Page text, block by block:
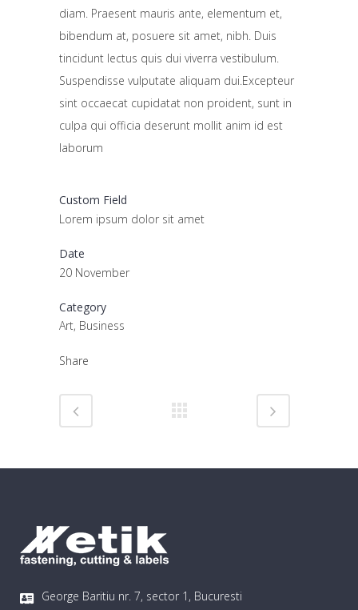
diam. Praesent mauris ante, elementum et,
bibendum at, posuere sit amet, nibh. Duis
tincidunt lectus quis dui viverra vestibulum.
Suspendisse vulputate aliquam dui.Excepteur
sint occaecat cupidatat non proident, sunt in
culpa qui officia deserunt mollit anim id est
laborum
Custom Field
Lorem ipsum dolor sit amet
Date
20 November
Category
Art, Business
Share
George Baritiu nr. 7, sector 1, Bucuresti